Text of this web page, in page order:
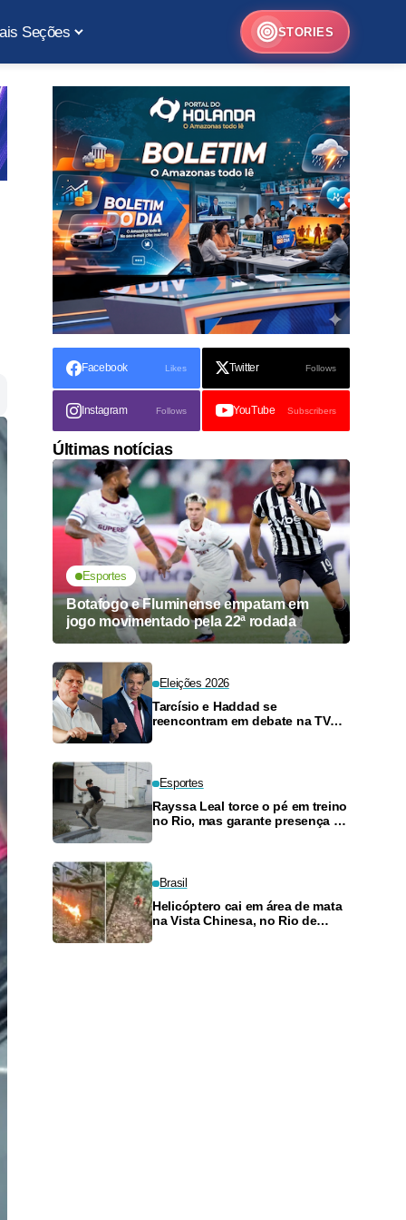
Seções STORIES
Facebook Likes Twitter Follows
Instagram Follows YouTube Subscribers
Últimas notícias
Esportes
Botafogo e Fluminense empatam em
jogo movimentado pela 22ª rodada
Eleições 2026
Tarcísio e Haddad se
reencontram em debate na TV
Esportes
Rayssa Leal torce o pé em treino
no Rio, mas garante presença no
Brasil
Helicóptero cai em área de mata
na Vista Chinesa, no Rio de